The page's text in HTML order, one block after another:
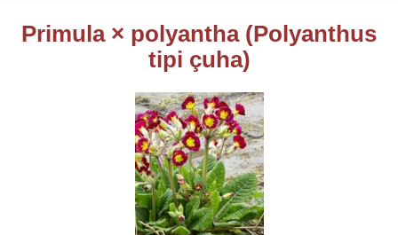
Primula × polyantha (Polyanthus
tipi çuha)